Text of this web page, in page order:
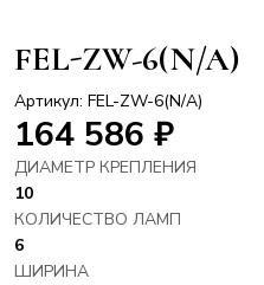
FEL-ZW-6(N/A)
Артикул: FEL-ZW-6(N/A)
164 586 ₽
ДИАМЕТР КРЕПЛЕНИЯ
10
КОЛИЧЕСТВО ЛАМП
6
ШИРИНА